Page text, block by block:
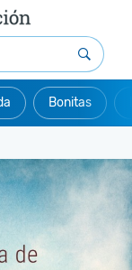
Bonitas